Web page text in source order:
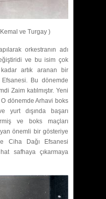
ve Turgay )
orkestranın adı
ve bu isim çok
artık aranan bir
Bu dönemde
Zaim katılmıştır. Yeni
O dönemde Arhavi boks
yurt dışında başarı
ve boks maçları
önemli bir gösteriye
Ciha Dağı Efsanesi
safhaya çıkarmaya